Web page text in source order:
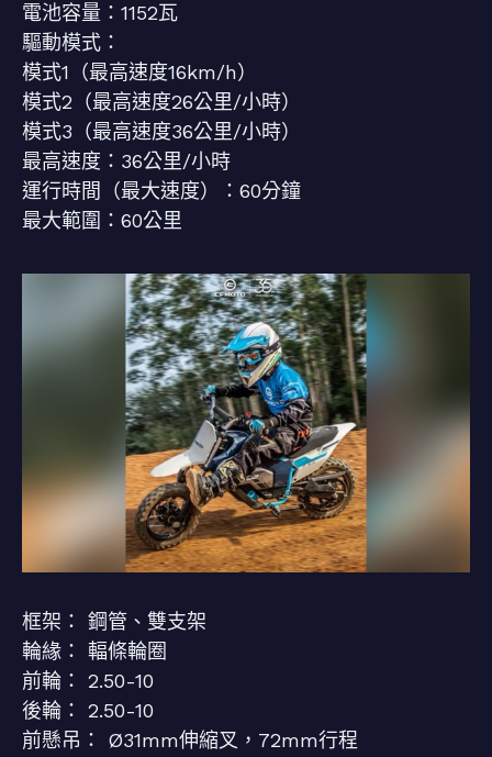
電池容量：1152瓦
驅動模式：
模式1（最高速度16km/h）
模式2（最高速度26公里/小時）
模式3（最高速度36公里/小時）
最高速度：36公里/小時
運行時間（最大速度）：60分鐘
最大範圍：60公里
框架： 鋼管、雙支架
輪緣： 輻條輪圈
前輪： 2.50-10
後輪： 2.50-10
前懸吊： Ø31mm伸縮叉，72mm行程